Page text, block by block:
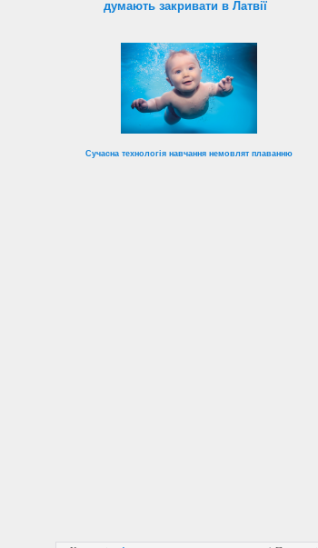
думають закривати в Латвії
Сучасна технологія навчання немовлят плаванню